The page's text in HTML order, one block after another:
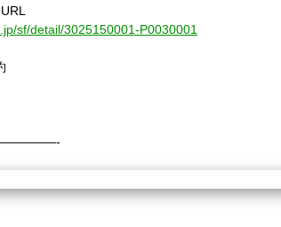
sf/detail/3025150001-P0030001